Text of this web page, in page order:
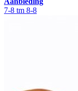
7-8 tm 8-8